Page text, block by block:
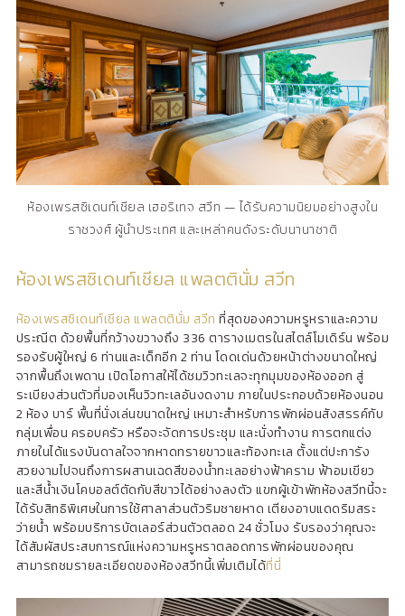
ห้องเพรสซิเดนท์เชียล เฮอริเทจ สวีท — ได้รับความนิยมอย่างสูงใน
ราชวงศ์ ผู้นำประเทศ และเหล่าคนดังระดับนานาชาติ
ห้องเพรสซิเดนท์เชียล แพลตตินั่ม สวีท
ห้องเพรสซิเดนท์เชียล แพลตตินั่ม สวีท ที่สุดของความหรูหราและความ
ประณีต ด้วยพื้นที่กว้างขวางถึง 336 ตารางเมตรในสไตล์โมเดิร์น พร้อม
รองรับผู้ใหญ่ 6 ท่านและเด็กอีก 2 ท่าน โดดเด่นด้วยหน้าต่างขนาดใหญ่
จากพื้นถึงเพดาน เปิดโอกาสให้ได้ชมวิวทะเลจะทุกมุมของห้องออก สู่
ระเบียงส่วนตัวที่มองเห็นวิวทะเลอันงดงาม ภายในประกอบด้วยห้องนอน
2 ห้อง บาร์ พื้นที่นั่งเล่นขนาดใหญ่ เหมาะสำหรับการพักผ่อนสังสรรค์กับ
กลุ่มเพื่อน ครอบครัว หรือจะจัดการประชุม และนั่งทำงาน การตกแต่ง
ภายในได้แรงบันดาลใจจากหาดทรายขาวและท้องทะเล ตั้งแต่ปะการัง
สวยงามไปจนถึงการผสานเฉดสีของน้ำทะเลอย่างฟ้าคราม ฟ้าอมเขียว
และสีน้ำเงินโคบอลต์ตัดกับสีขาวได้อย่างลงตัว แขกผู้เข้าพักห้องสวีทนี้จะ
ได้รับสิทธิพิเศษในการใช้ศาลาส่วนตัวริมชายหาด เตียงอาบแดดริมสระ
ว่ายน้ำ พร้อมบริการบัตเลอร์ส่วนตัวตลอด 24 ชั่วโมง รับรองว่าคุณจะ
ได้สัมผัสประสบการณ์แห่งความหรูหราตลอดการพักผ่อนของคุณ
สามารถชมรายละเอียดของห้องสวีทนี้เพิ่มเติมได้ที่นี่